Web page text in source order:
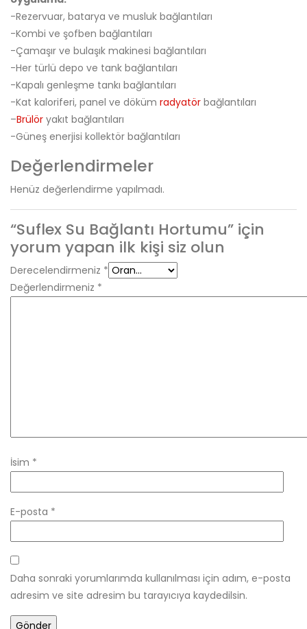
-Rezervuar, batarya ve musluk bağlantıları
-Kombi ve şofben bağlantıları
-Çamaşır ve bulaşık makinesi bağlantıları
-Her türlü depo ve tank bağlantıları
-Kapalı genleşme tankı bağlantıları
-Kat kaloriferi, panel ve döküm radyatör bağlantıları
–Brülör yakıt bağlantıları
-Güneş enerjisi kollektör bağlantıları
Değerlendirmeler
Henüz değerlendirme yapılmadı.
“Suflex Su Bağlantı Hortumu” için
yorum yapan ilk kişi siz olun
Derecelendirmeniz *
Değerlendirmeniz *
İsim *
E-posta *
Daha sonraki yorumlarımda kullanılması için adım, e-posta
adresim ve site adresim bu tarayıcıya kaydedilsin.